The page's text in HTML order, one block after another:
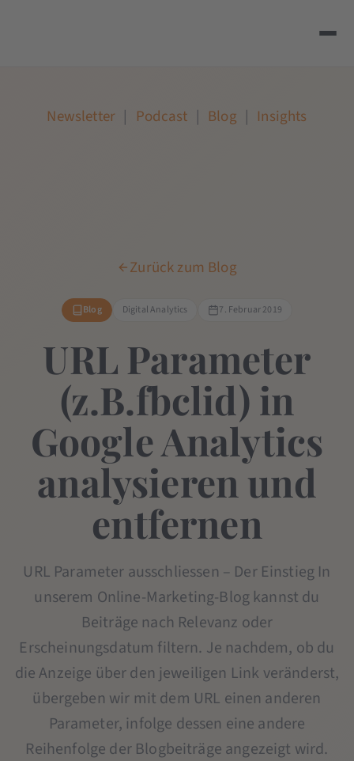
Newsletter | Podcast | Blog | Insights
Zurück zum Blog
Blog Digital Analytics 7. Februar 2019
URL Parameter
(z.B.fbclid) in
Google Analytics
analysieren und
entfernen
URL Parameter ausschliessen – Der Einstieg In
unserem Online-Marketing-Blog kannst du
Beiträge nach Relevanz oder
Erscheinungsdatum filtern. Je nachdem, ob du
die Anzeige über den jeweiligen Link veränderst,
übergeben wir mit dem URL einen anderen
Parameter, infolge dessen eine andere
Reihenfolge der Blogbeiträge angezeigt wird.